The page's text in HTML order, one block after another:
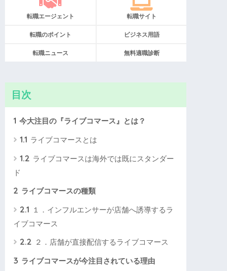
転職エージェント 転職サイト
転職のポイント ビジネス用語
転職ニュース 無料適職診断
目次
1 今大注目の『ライブコマース』とは？
1.1 ライブコマースとは
1.2 ライブコマースは海外では既にスタンダー
ド
2 ライブコマースの種類
2.1
１．インフルエンサーが店舗へ誘導するラ
イブコマース
2.2 ２．店舗が直接配信するライブコマース
3 ライブコマースが今注目されている理由